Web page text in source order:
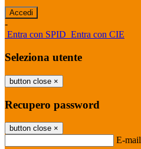
-
Entra con SPID Entra con CIE
Seleziona utente
button close ×
Recupero password
button close ×
E-mail